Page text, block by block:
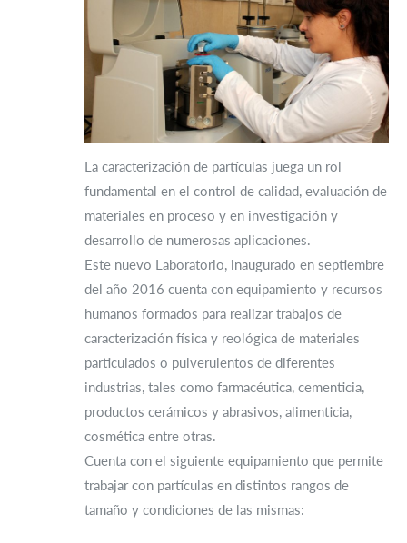
La caracterización de partículas juega un rol
fundamental en el control de calidad, evaluación de
materiales en proceso y en investigación y
desarrollo de numerosas aplicaciones.
Este nuevo Laboratorio, inaugurado en septiembre
del año 2016 cuenta con equipamiento y recursos
humanos formados para realizar trabajos de
caracterización física y reológica de materiales
particulados o pulverulentos de diferentes
industrias, tales como farmacéutica, cementicia,
productos cerámicos y abrasivos, alimenticia,
cosmética entre otras.
Cuenta con el siguiente equipamiento que permite
trabajar con partículas en distintos rangos de
tamaño y condiciones de las mismas: